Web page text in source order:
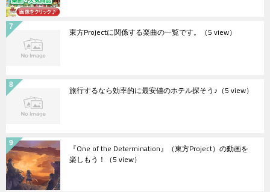
東方Projectに関係する楽曲の一覧です。 （5 view）
旅行するなら効率的に最安値のホテル探そう♪ （5 view）
『One of the Determination』（東方Project）の動画を
楽しもう！ （5 view）